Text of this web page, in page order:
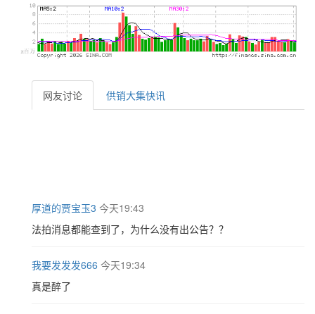
网友讨论 供销大集快讯
厚道的贾宝玉3 今天19:43
法拍消息都能查到了，为什么没有出公告？？
我要发发发666 今天19:34
真是醉了